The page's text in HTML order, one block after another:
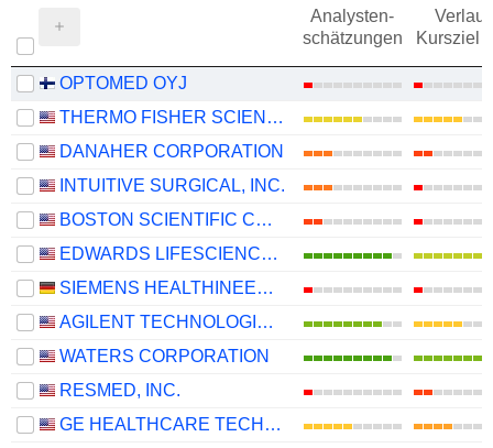
Analysten-
schätzungen
Verlauf
Kursziel
OPTOMED OYJ
THERMO FISHER SCIENTIFIC, INC.
DANAHER CORPORATION
INTUITIVE SURGICAL, INC.
BOSTON SCIENTIFIC CORPORATION
EDWARDS LIFESCIENCES CORPORATION
SIEMENS HEALTHINEERS AG
AGILENT TECHNOLOGIES, INC.
WATERS CORPORATION
RESMED, INC.
GE HEALTHCARE TECHNOLOGIES INC.